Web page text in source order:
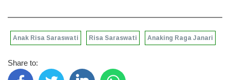
Anak Risa Saraswati Risa Saraswati Anaking Raga Janari
Share to: